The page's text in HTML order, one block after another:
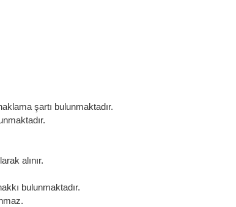
şartı bulunmaktadır.
alınır.
bulunmaktadır.